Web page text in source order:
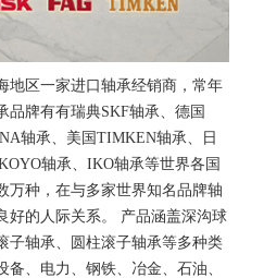
地区一家进口轴承经销商，常年
品牌有有瑞典SKF轴承、德国
轴承、美国TIMKEN轴承、日
轴承、IKO轴承等世界各国
万种，在与多家世界知名品牌轴
好的人际关系。 产品涵盖深沟球
子轴承、圆柱滚子轴承等多种类
、电力、钢铁、冶金、石油、